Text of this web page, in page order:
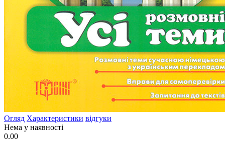
Огляд Характеристики відгуки
Нема у наявності
0.00